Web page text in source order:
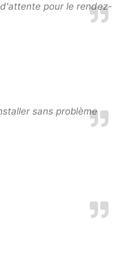
pour le rendez-
sans problème